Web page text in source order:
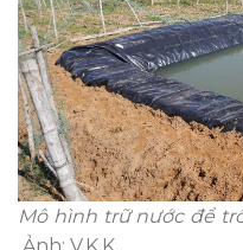
Mô hình trữ nước để